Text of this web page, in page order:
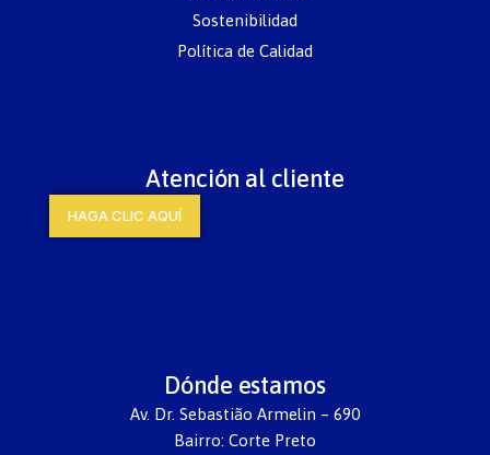
Sostenibilidad
Política de Calidad
Atención al cliente
HAGA CLIC AQUÍ
Dónde estamos
Av. Dr. Sebastião Armelin – 690
Bairro: Corte Preto